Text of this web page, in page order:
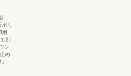
リ
用
別
ン
め